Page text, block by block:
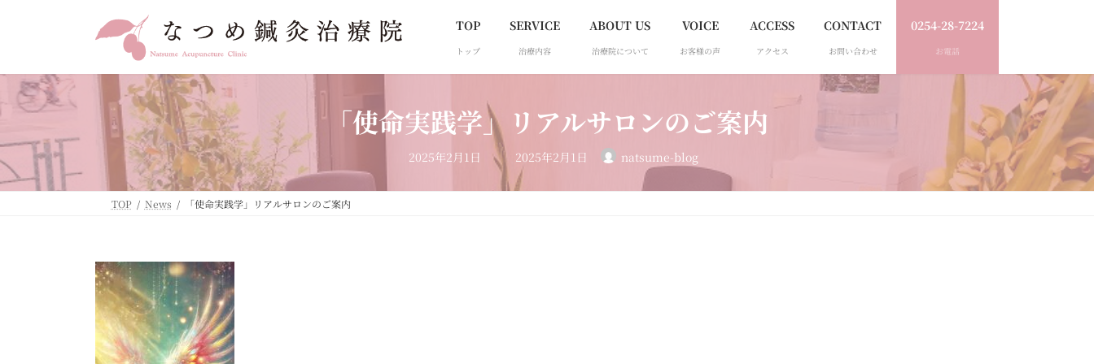
ス
キ
ッ
プ
ン
に
移
動
TOP
トップ
SERVICE
治療内容
ABOUT US
治療院について
VOICE
お客様の声
ACCESS
アクセス
CONTACT
お問い合わせ
0254-28-7224
お電話
「使命実践学」リアルサロンのご案内
2025年2月1日 最
終
更
新
日
2025年2月1日 natsume-blog
TOP News 「使命実践学」リアルサロンのご案内